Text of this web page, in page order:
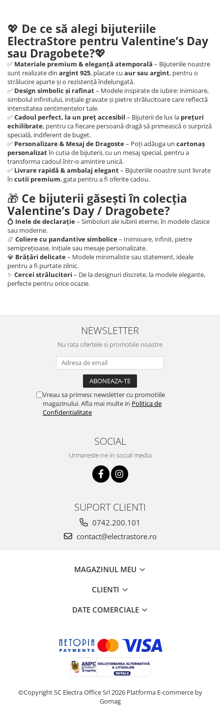
💖 De ce să alegi bijuteriile
ElectraStore pentru Valentine’s Day
sau Dragobete?💖
✅ Materiale premium & eleganță atemporală – Bijuteriile noastre
sunt realizate din argint 925, placate cu aur sau argint, pentru o
strălucire aparte și o rezistență îndelungată.
✅ Design simbolic și rafinat– Modele inspirate de iubire: inimioare,
simbolul infinitului, inițiale gravate și pietre strălucitoare care reflectă
intensitatea sentimentelor tale.
✅Cadoul perfect, la un preț accesibil – Bijuterii de lux la prețuri
echilibrate, pentru ca fiecare persoană dragă să primească o surpriză
specială, indiferent de buget.
✅ Personalizare & Mesaj de Dragoste– Poți adăuga un cartonaș
personalizatîn cutia de bijuterii, cu un mesaj special, pentru a
transforma cadoul într-o amintire unică.
✅ Livrare rapidă & ambalaj elegant– Bijuteriile noastre sunt livrate
în cutii premium, gata pentru a fi oferite cadou.
🎁 Ce bijuterii găsești în colecția
Valentine’s Day / Dragobete?
💍 Inele de declarație– Simboluri ale iubirii eterne, în modele clasice
sau moderne.
📿 Coliere cu pandantive simbolice– Inimioare, infinit, pietre
semiprețioase, inițiale sau mesaje personalizate.
💎 Brățări delicate– Modele minimaliste sau statement, ideale
pentru a fi purtate zilnic.
✨ Cercei strălucitori – De la designuri discrete, la modele elegante,
perfecte pentru orice ocazie.
NEWSLETTER
Nu rata ofertele si promotiile noastre
Vreau sa primesc newsletter cu promotiile
magazinului. Afla mai multe in Politica de
Confidentialitate
SOCIAL
Urmareste-ne in social media
SUPORT CLIENTI
0742.200.101
contact@electrastore.ro
MAGAZINUL MEU
CLIENTI
DATE COMERCIALE
©Copyright SC Electra Office Srl 2026 Platforma E-commerce by
Gomag